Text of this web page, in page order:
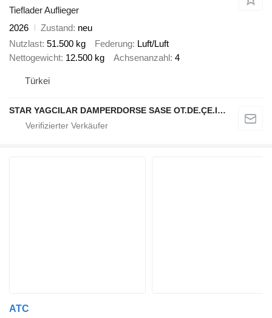
Tieflader Auflieger
2026
Zustand neu
Nutzlast 51.500 kg Federung Luft/Luft
Nettogewicht 12.500 kg Achsenanzahl 4
Türkei
STAR YAGCILAR DAMPERDORSE SASE OT.DE.ÇE.IN.NA.SA.VE TIC.LTD.ŞTİ
ATC